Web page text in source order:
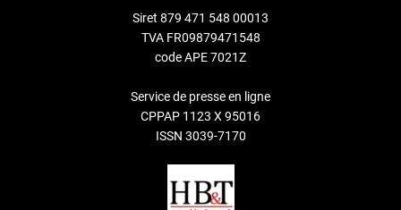
Siret 879 471 548 00013
TVA FR09879471548
code APE 7021Z
Service de presse en ligne
CPPAP 1123 X 95016
ISSN 3039-7170